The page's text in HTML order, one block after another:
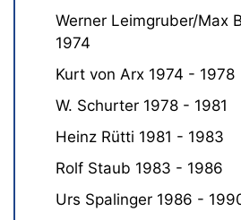
Werner Leimgruber/Max
1974
Kurt von Arx 1974 - 1978
W. Schurter 1978 - 1981
Heinz Rütti 1981 - 1983
Rolf Staub 1983 - 1986
Urs Spalinger 1986 -